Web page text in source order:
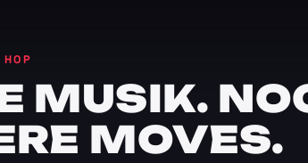
MUSIK.
MOVES.